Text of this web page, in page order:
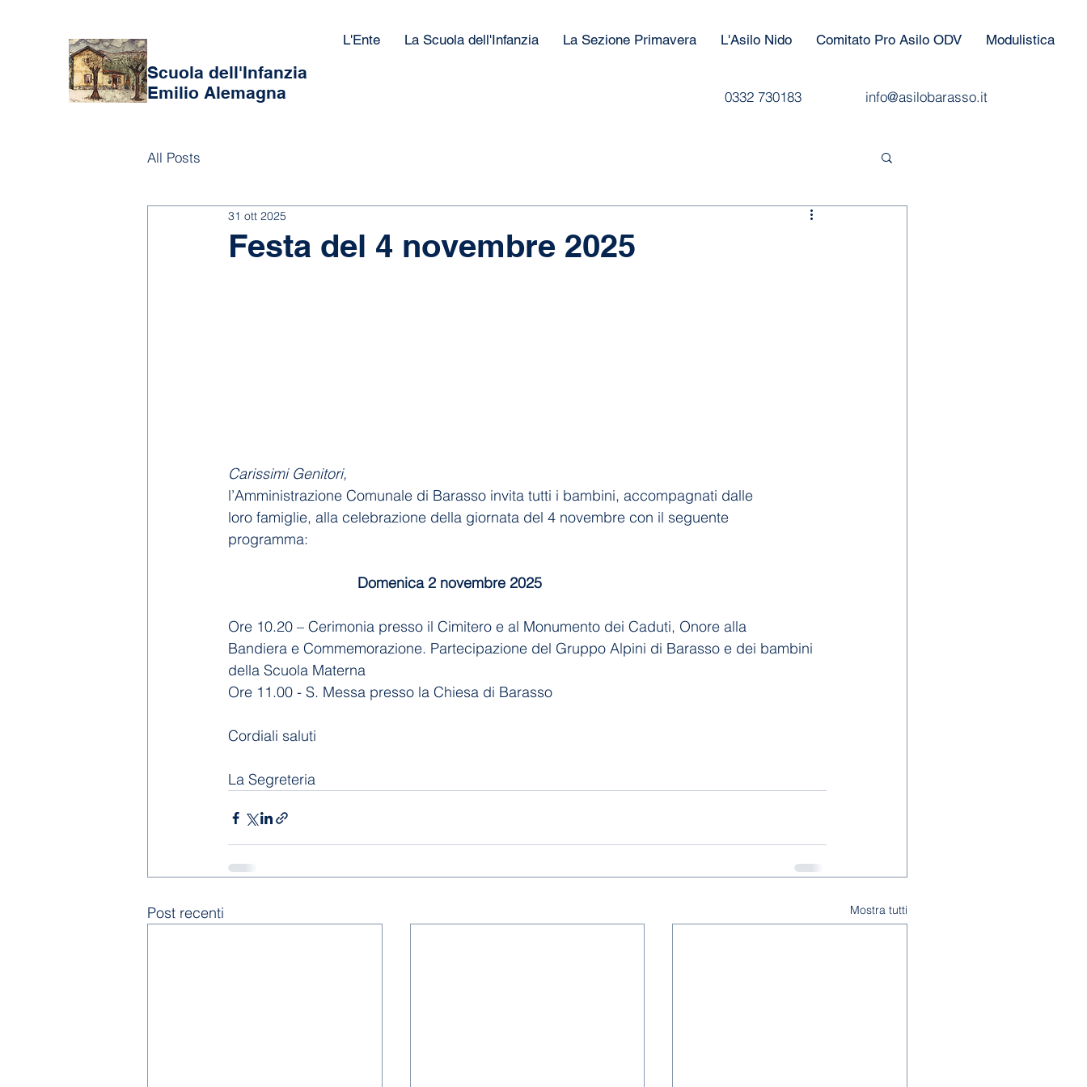
Scuola dell'Infanzia
Emilio Alemagna
L'Ente La Scuola dell'Infanzia La Sezione Primavera L'Asilo Nido Comitato Pro Asilo ODV Modulistica
0332 730183 info@asilobarasso.it
All Posts
Festa del 4 novembre 2025
31 ott 2025
Carissimi Genitori,
l’Amministrazione Comunale di Barasso invita tutti i bambini, accompagnati dalle
loro famiglie, alla celebrazione della giornata del 4 novembre con il seguente
programma:
Domenica 2 novembre 2025
Ore 10.20 – Cerimonia presso il Cimitero e al Monumento dei Caduti, Onore alla
Bandiera e Commemorazione. Partecipazione del Gruppo Alpini di Barasso e dei bambini
della Scuola Materna
Ore 11.00 - S. Messa presso la Chiesa di Barasso
Cordiali saluti
La Segreteria
Post recenti Mostra tutti